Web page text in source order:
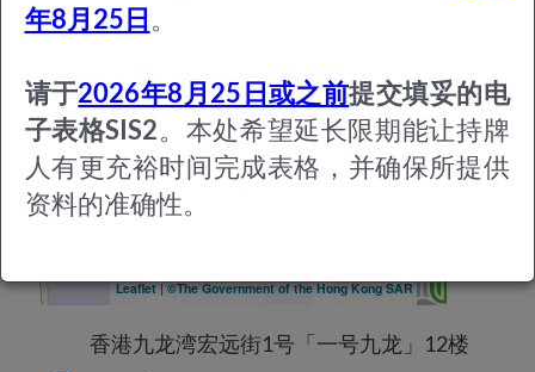
+
−
Leaflet | ©The Government of the Hong Kong SAR
香港九龙湾宏远街1号「一号九龙」12楼
年8月25日。
请于2026年8月25日或之前提交填妥的电
子表格SIS2。本处希望延长限期能让持牌
人有更充裕时间完成表格，并确保所提供
资料的准确性。